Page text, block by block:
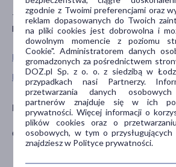
Pokaż wszystkie produkty VEERA
Pokaż wszystkie produkty linii Look At
Producent
CALZIFICIO ZETA SRL.
To jest wyrób medyczny. Stosuj go zgodnie
lub etykietą.
zgodnie z Twoimi preferencjami oraz
reklam dopasowanych do Twoich
na pliki cookies jest dobrowolna i
dowolnym momencie z poziomu
Cookie". Administratorem danych
gromadzonych za pośrednictwem
DOZ.pl Sp. z o. o. z siedzibą w
przypadkach nasi Partnerzy.
przetwarzania danych
partnerów znajduje się w ich
prywatności. Więcej informacji o
plików cookies oraz o
osobowych, w tym o przysługujących
znajdziesz w Polityce prywatności.